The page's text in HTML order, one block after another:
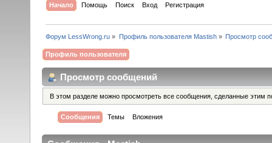
Начало Помощь Поиск Вход Регистрация
Форум LessWrong.ru » Профиль пользователя Mastish» Просмотр
Профиль пользователя
Просмотр сообщений
В этом разделе можно просмотреть все сообщения, сделанные этим
Сообщения Темы Вложения